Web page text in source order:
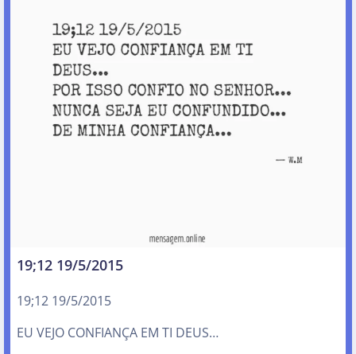
19;12 19/5/2015
19;12 19/5/2015
EU VEJO CONFIANÇA EM TI DEUS…